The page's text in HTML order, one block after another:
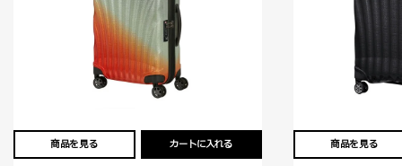
商品を見る カートに入れる 商品を見る